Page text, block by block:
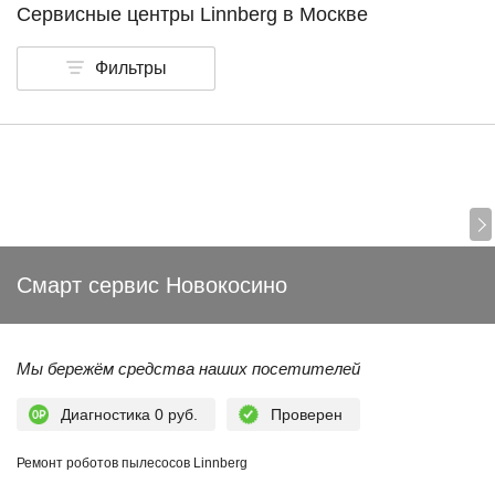
Сервисные центры Linnberg в Москве
Фильтры
Смарт сервис Новокосино
Мы бережём средства наших посетителей
Диагностика 0 руб. Проверен
Ремонт роботов пылесосов Linnberg